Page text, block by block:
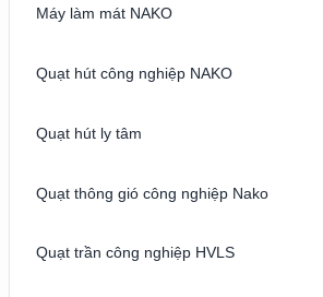
Máy làm mát NAKO
Quạt hút công nghiệp NAKO
Quạt hút ly tâm
Quạt thông gió công nghiệp Nako
Quạt trần công nghiệp HVLS